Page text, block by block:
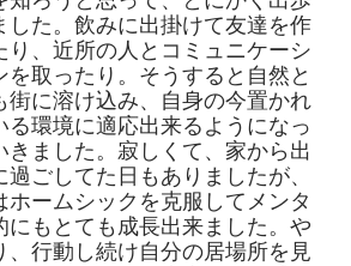
した。飲みに出掛けて友達を作
り、近所の人とコミュニケーシ
を取ったり。そうすると自然と
街に溶け込み、自身の今置かれ
る環境に適応出来るようになっ
きました。寂しくて、家から出
過ごしてた日もありましたが、
ホームシックを克服してメンタ
にもとても成長出来ました。や
、行動し続け自分の居場所を見